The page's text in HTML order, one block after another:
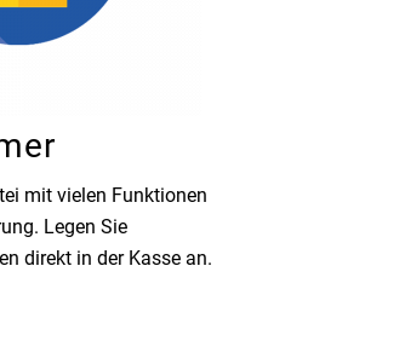
mit vielen Funktionen
Legen Sie
direkt in der Kasse an.